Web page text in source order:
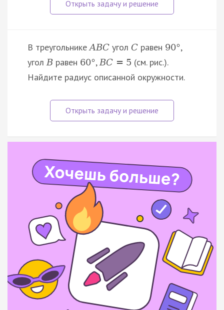
В треугольникеABC угол C равен 90°,
уголB равен 60°,BC = 5 (см. рис.).
Найдите радиус описанной окружности.